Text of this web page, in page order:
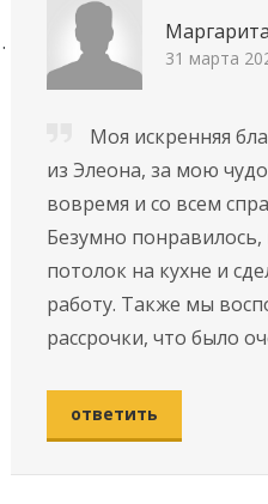
Маргарита
31 марта
Моя искренняя
из Элеона, за мою
вовремя и со всем
Безумно понравилось,
потолок на кухне и
работу. Также мы
рассрочки, что было
ответить